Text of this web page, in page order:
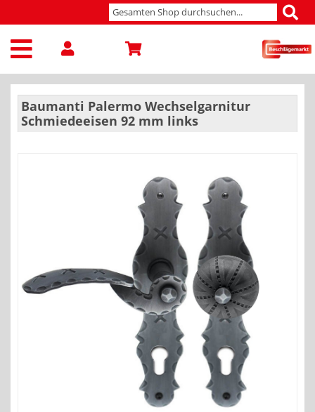
Baumanti Palermo Wechselgarnitur
Schmiedeeisen 92 mm links